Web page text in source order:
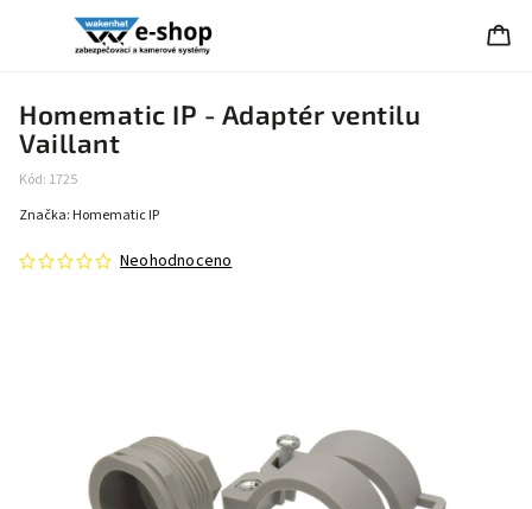
Homematic IP - Adaptér ventilu
Vaillant
Kód: 1725
Neohodnoceno
Značka: Homematic IP